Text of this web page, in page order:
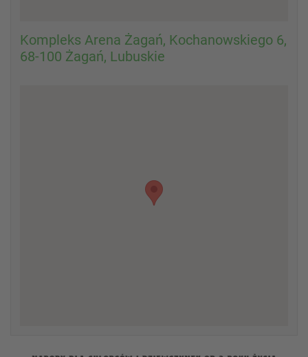
Kompleks Arena Żagań, Kochanowskiego 6,
68-100 Żagań, Lubuskie